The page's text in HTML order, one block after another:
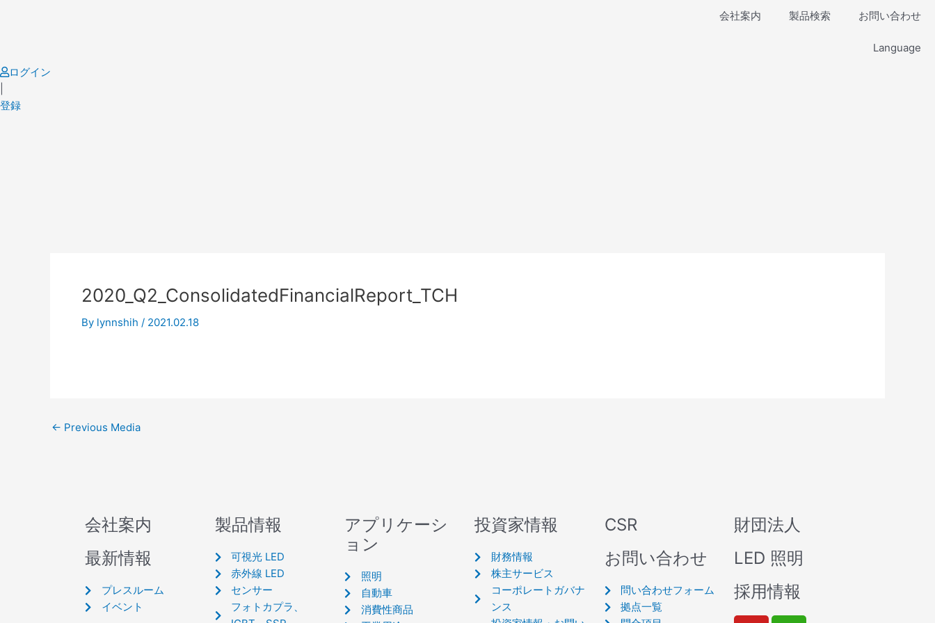
会社案内 製品検索 お問い合わせ
Language
ログイン
登録
2020_Q2_ConsolidatedFinancialReport_TCH
By lynnshih / 2021.02.18
← Previous Media
会社案内
最新情報
プレスルーム
イベント
製品情報
可視光 LED
赤外線 LED
センサー
フォトカプラ、
アプリケーシ
ョン
照明
自動車
消費性商品
投資家情報
財務情報
株主サービス
コーポレートガバナ
ンス
CSR
お問い合わせ
問い合わせフォーム
拠点一覧
財団法人
LED 照明
採用情報